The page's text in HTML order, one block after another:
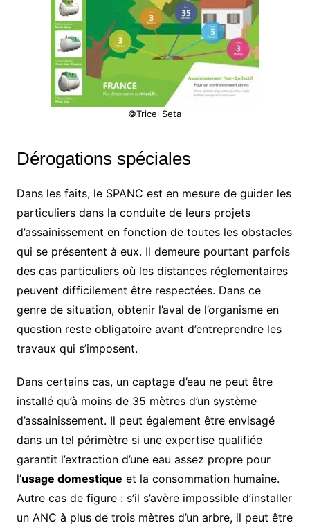
©Tricel Seta
Dérogations spéciales
Dans les faits, le SPANC est en mesure de guider les
particuliers dans la conduite de leurs projets
d’assainissement en fonction de toutes les obstacles
qui se présentent à eux. Il demeure pourtant parfois
des cas particuliers où les distances réglementaires
peuvent difficilement être respectées. Dans ce
genre de situation, obtenir l’aval de l’organisme en
question reste obligatoire avant d’entreprendre les
travaux qui s’imposent.
Dans certains cas, un captage d’eau ne peut être
installé qu’à moins de 35 mètres d’un système
d’assainissement. Il peut également être envisagé
dans un tel périmètre si une expertise qualifiée
garantit l’extraction d’une eau assez propre pour
l’usage domestique et la consommation humaine.
Autre cas de figure : s’il s’avère impossible d’installer
un ANC à plus de trois mètres d’un arbre, il peut être